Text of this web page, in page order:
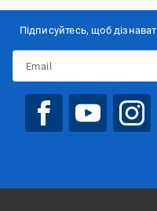
Нет
Підписуйтесь, щоб